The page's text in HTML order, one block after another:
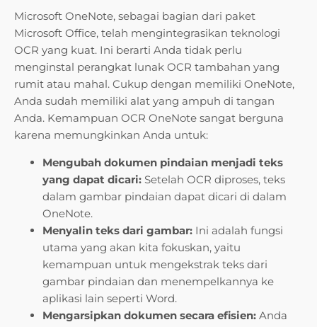
Microsoft OneNote, sebagai bagian dari paket
Microsoft Office, telah mengintegrasikan teknologi
OCR yang kuat. Ini berarti Anda tidak perlu
menginstal perangkat lunak OCR tambahan yang
rumit atau mahal. Cukup dengan memiliki OneNote,
Anda sudah memiliki alat yang ampuh di tangan
Anda. Kemampuan OCR OneNote sangat berguna
karena memungkinkan Anda untuk:
Mengubah dokumen pindaian menjadi teks
yang dapat dicari: Setelah OCR diproses, teks
dalam gambar pindaian dapat dicari di dalam
OneNote.
Menyalin teks dari gambar: Ini adalah fungsi
utama yang akan kita fokuskan, yaitu
kemampuan untuk mengekstrak teks dari
gambar pindaian dan menempelkannya ke
aplikasi lain seperti Word.
Mengarsipkan dokumen secara efisien: Anda